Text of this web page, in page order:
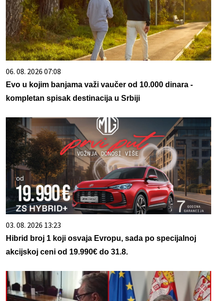
06. 08. 2026 07:08
Evo u kojim banjama važi vaučer od 10.000 dinara -
kompletan spisak destinacija u Srbiji
03. 08. 2026 13:23
Hibrid broj 1 koji osvaja Evropu, sada po specijalnoj
akcijskoj ceni od 19.990€ do 31.8.